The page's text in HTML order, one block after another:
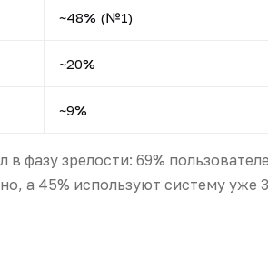
~48% (№1)
~20%
~9%
фазу зрелости: 69%
а 45% используют систему уже